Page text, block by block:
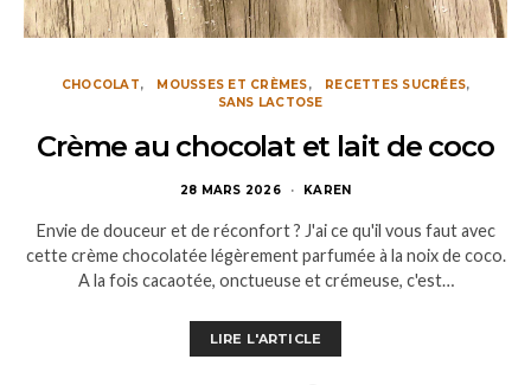
CHOCOLAT MOUSSES ET CRÈMES
RECETTES SUCRÉES
SANS LACTOSE
Crème au chocolat et lait de coco
28 MARS 2026 KAREN
Envie de douceur et de réconfort ? J'ai ce qu'il vous faut avec
cette crème chocolatée légèrement parfumée à la noix de coco.
A la fois cacaotée, onctueuse et crémeuse, c'est…
LIRE L'ARTICLE